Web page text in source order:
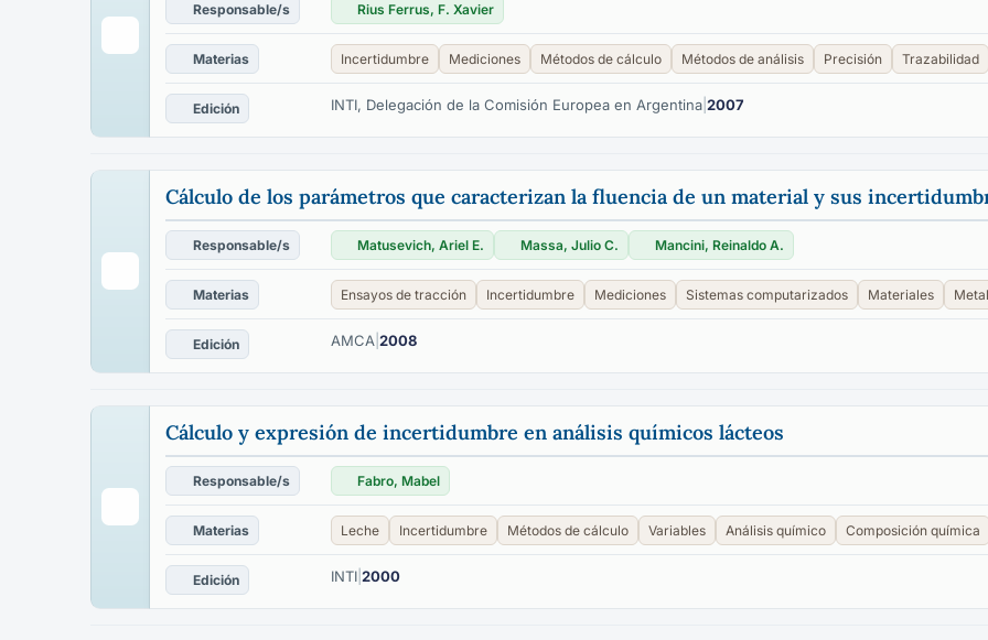
Responsable/s Rius Ferrus, F. Xavier
Materias Incertidumbre Mediciones Métodos de cálculo Métodos de análisis Precisión Trazabilidad
Edición INTI, Delegación de la Comisión Europea en Argentina 2007
Cálculo de los parámetros que caracterizan la fluencia de un material y sus
Responsable/s Matusevich, Ariel E. Massa, Julio C. Mancini, Reinaldo A.
Materias Ensayos de tracción Incertidumbre Mediciones Sistemas computarizados Materiales
Edición AMCA 2008
Cálculo y expresión de incertidumbre en análisis químicos lácteos
Responsable/s Fabro, Mabel
Materias Leche Incertidumbre Métodos de cálculo Variables Análisis químico Composición química
Edición INTI 2000